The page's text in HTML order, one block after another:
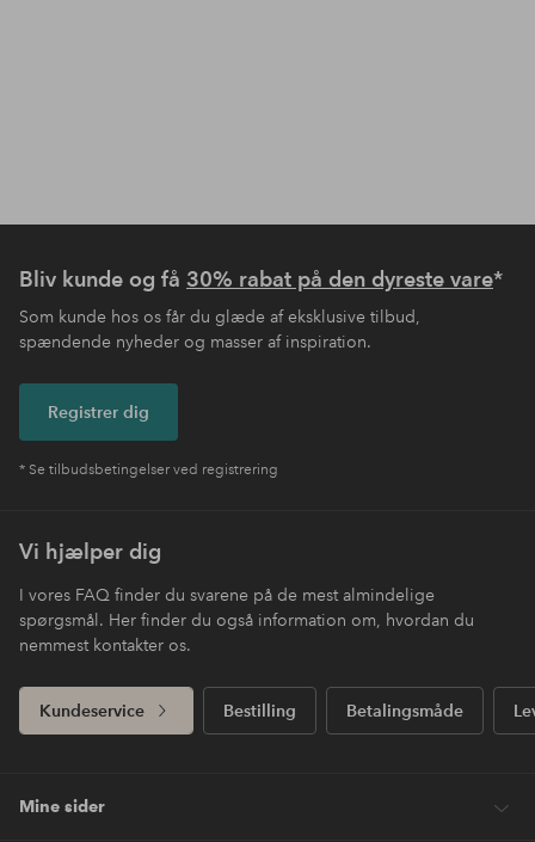
Bliv kunde og få 30% rabat på den dyreste vare*
Som kunde hos os får du glæde af eksklusive tilbud,
spændende nyheder og masser af inspiration.
Registrer dig
* Se tilbudsbetingelser ved registrering
Vi hjælper dig
I vores FAQ finder du svarene på de mest almindelige
spørgsmål. Her finder du også information om, hvordan du
nemmest kontakter os.
Kundeservice Bestilling Betalingsmåde
Mine sider